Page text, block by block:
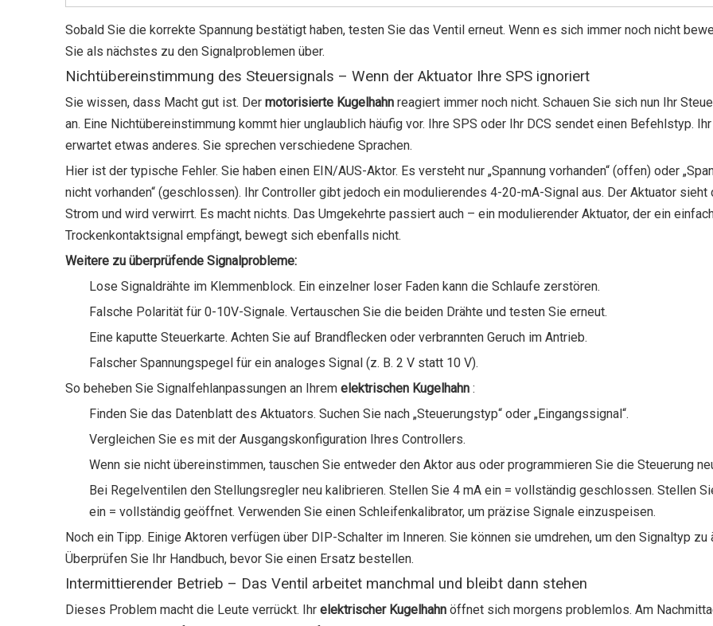
Sobald Sie die korrekte Spannung bestätigt haben, testen Sie das Ventil erneut. Wenn es sich immer noch nicht
Sie als nächstes zu den Signalproblemen über.
Nichtübereinstimmung des Steuersignals – Wenn der Aktuator Ihre SPS ignoriert
Sie wissen, dass Macht gut ist. Der motorisierte Kugelhahn reagiert immer noch nicht. Schauen Sie sich nun Ihr
an. Eine Nichtübereinstimmung kommt hier unglaublich häufig vor. Ihre SPS oder Ihr DCS sendet einen Befehlstyp.
erwartet etwas anderes. Sie sprechen verschiedene Sprachen.
Hier ist der typische Fehler. Sie haben einen EIN/AUS-Aktor. Es versteht nur „Spannung vorhanden“ (offen) oder
nicht vorhanden“ (geschlossen). Ihr Controller gibt jedoch ein modulierendes 4-20-mA-Signal aus. Der Aktuator sieht
Strom und wird verwirrt. Es macht nichts. Das Umgekehrte passiert auch – ein modulierender Aktuator, der ein
Trockenkontaktsignal empfängt, bewegt sich ebenfalls nicht.
Weitere zu überprüfende Signalprobleme:
Lose Signaldrähte im Klemmenblock. Ein einzelner loser Faden kann die Schlaufe zerstören.
Falsche Polarität für 0-10V-Signale. Vertauschen Sie die beiden Drähte und testen Sie erneut.
Eine kaputte Steuerkarte. Achten Sie auf Brandflecken oder verbrannten Geruch im Antrieb.
Falscher Spannungspegel für ein analoges Signal (z. B. 2 V statt 10 V).
So beheben Sie Signalfehlanpassungen an Ihrem elektrischen Kugelhahn :
Finden Sie das Datenblatt des Aktuators. Suchen Sie nach „Steuerungstyp“ oder „Eingangssignal“.
Vergleichen Sie es mit der Ausgangskonfiguration Ihres Controllers.
Wenn sie nicht übereinstimmen, tauschen Sie entweder den Aktor aus oder programmieren Sie die Steuerung
Bei Regelventilen den Stellungsregler neu kalibrieren. Stellen Sie 4 mA ein = vollständig geschlossen. Stellen
ein = vollständig geöffnet. Verwenden Sie einen Schleifenkalibrator, um präzise Signale einzuspeisen.
Noch ein Tipp. Einige Aktoren verfügen über DIP-Schalter im Inneren. Sie können sie umdrehen, um den Signaltyp zu
Überprüfen Sie Ihr Handbuch, bevor Sie einen Ersatz bestellen.
Intermittierender Betrieb – Das Ventil arbeitet manchmal und bleibt dann stehen
Dieses Problem macht die Leute verrückt. Ihr elektrischer Kugelhahn öffnet sich morgens problemlos. Am